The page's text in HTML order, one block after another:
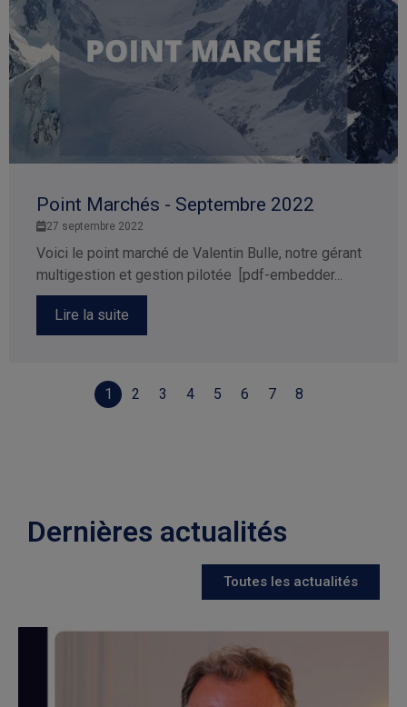
Point Marchés - Septembre 2022
27 septembre 2022
Voici le point marché de Valentin Bulle, notre gérant
multigestion et gestion pilotée [pdf-embedder...
Lire la suite
1 2 3 4 5 6 7 8
Dernières actualités
Toutes les actualités